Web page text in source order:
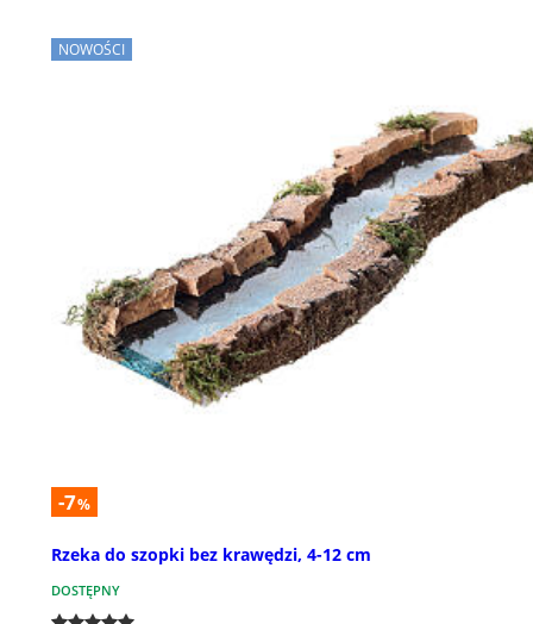
NOWOŚCI
-7%
Rzeka do szopki bez krawędzi, 4-12 cm
DOSTĘPNY